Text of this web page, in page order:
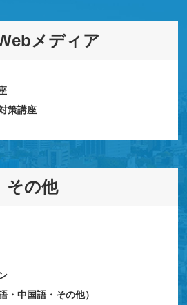
メディア
策講座
その他
・中国語・その他）